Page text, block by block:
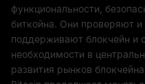
функциональности,
биткойна. Они проверяют и
поддерживают блокчейн и
необходимости в
развития рынков